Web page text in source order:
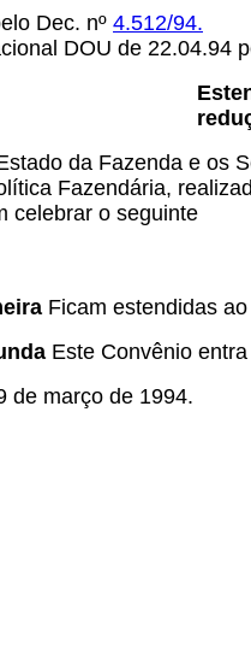
Dec. nº 4.512/94.
DOU de 22.04.94
da Fazenda e os
Fazendária,
celebrar o seguinte
Ficam estendidas
Este Convênio
de março de 1994.